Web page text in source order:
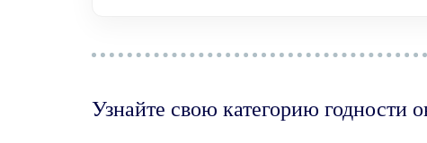
Узнайте свою категорию годности